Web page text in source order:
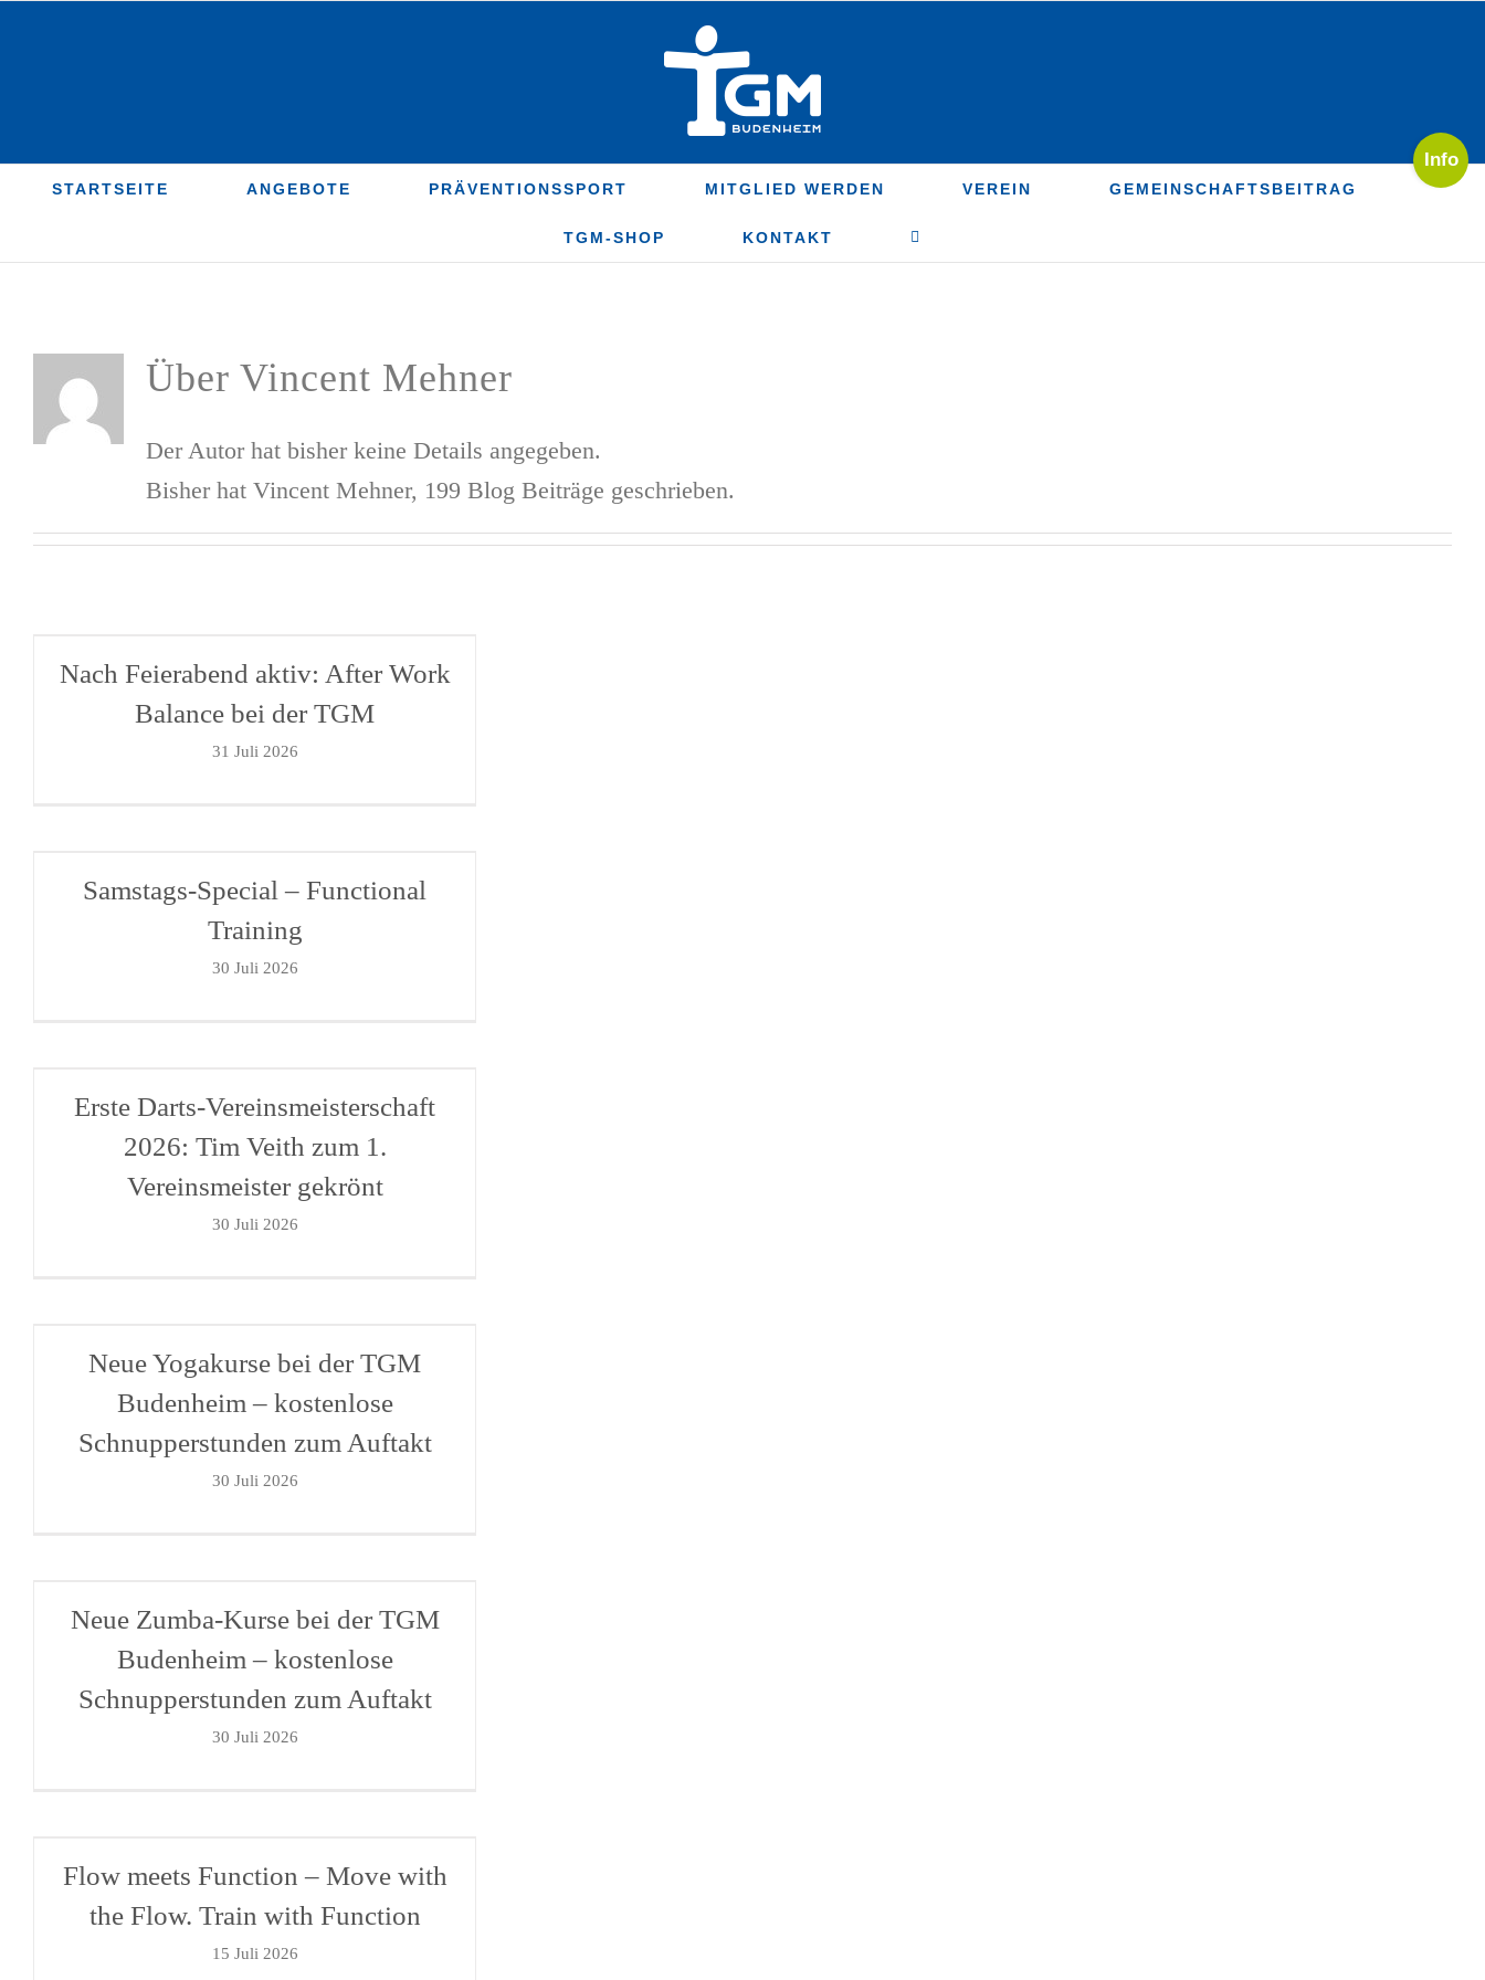
STARTSEITE ANGEBOTE PRÄVENTIONSSPORT MITGLIED WERDEN VEREIN GEMEINSCHAFTSBEITRAG
TGM-SHOP KONTAKT
Über Vincent Mehner
Der Autor hat bisher keine Details angegeben.
Bisher hat Vincent Mehner, 199 Blog Beiträge geschrieben.
Nach Feierabend aktiv: After Work
Balance bei der TGM
31 Juli 2026
Samstags-Special – Functional
Training
30 Juli 2026
Erste Darts-Vereinsmeisterschaft
2026: Tim Veith zum 1.
Vereinsmeister gekrönt
30 Juli 2026
Neue Yogakurse bei der TGM
Budenheim – kostenlose
Schnupperstunden zum Auftakt
30 Juli 2026
Neue Zumba-Kurse bei der TGM
Budenheim – kostenlose
Schnupperstunden zum Auftakt
30 Juli 2026
Flow meets Function – Move with
the Flow. Train with Function
15 Juli 2026
Toggle
Sliding
Area